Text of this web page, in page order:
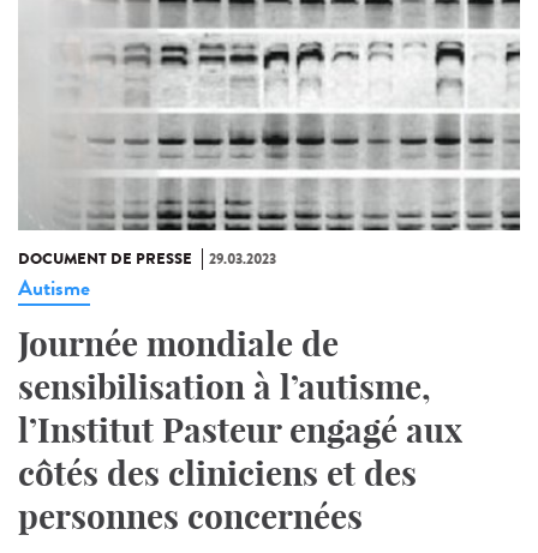
DOCUMENT DE PRESSE 29.03.2023
Autisme
Journée mondiale de
sensibilisation à l’autisme,
l’Institut Pasteur engagé aux
côtés des cliniciens et des
personnes concernées